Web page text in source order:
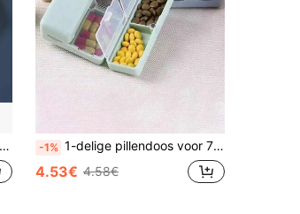
-1% 1-delige pillendoos voor 7 dagen, verdeeld ontwerp, geschikt voor op reis, bewaar medicijnen, vitamines en visoliesupplementen, opvouwbare opbergdoos met dubbele laag, magnetische pillendoos met 7 compartimenten
4.53€ 4.58€